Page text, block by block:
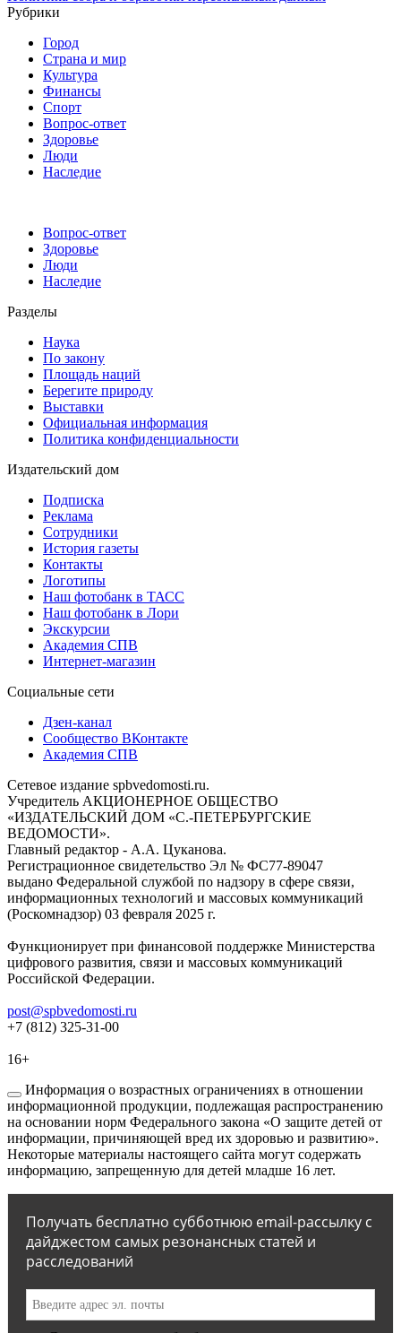
Рубрики
Город
Страна и мир
Культура
Финансы
Спорт
Вопрос-ответ
Здоровье
Люди
Наследие
Вопрос-ответ
Здоровье
Люди
Наследие
Разделы
Наука
По закону
Площадь наций
Берегите природу
Выставки
Официальная информация
Политика конфиденциальности
Издательский дом
Подписка
Реклама
Сотрудники
История газеты
Контакты
Логотипы
Наш фотобанк в ТАСС
Наш фотобанк в Лори
Экскурсии
Академия СПВ
Интернет-магазин
Социальные сети
Дзен-канал
Сообщество ВКонтакте
Академия СПВ
Сетевое издание spbvedomosti.ru.
Учредитель АКЦИОНЕРНОЕ ОБЩЕСТВО
«ИЗДАТЕЛЬСКИЙ ДОМ «С.-ПЕТЕРБУРГСКИЕ
ВЕДОМОСТИ».
Главный редактор - А.А. Цуканова.
Регистрационное свидетельство Эл № ФС77-89047
выдано Федеральной службой по надзору в сфере связи,
информационных технологий и массовых коммуникаций
(Роскомнадзор) 03 февраля 2025 г.
Функционирует при финансовой поддержке Министерства
цифрового развития, связи и массовых коммуникаций
Российской Федерации.
post@spbvedomosti.ru
+7 (812) 325-31-00
16+
Информация о возрастных ограничениях в отношении
информационной продукции, подлежащая распространению
на основании норм Федерального закона «О защите детей от
информации, причиняющей вред их здоровью и развитию».
Некоторые материалы настоящего сайта могут содержать
информацию, запрещенную для детей младше 16 лет.
Получать бесплатно субботнюю email-рассылку с
дайджестом самых резонансных статей и
расследований